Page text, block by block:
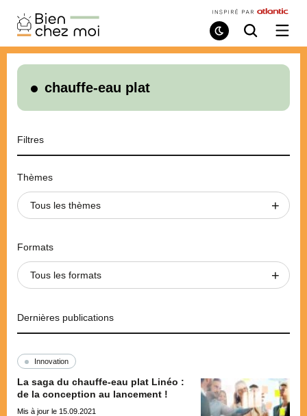
Bien
Chez
Moi
Mode
de
Recherche
/
le
chauffe-eau plat
Filtres
Thèmes
Tous les thèmes
Formats
Tous les formats
Dernières publications
Innovation
La saga du chauffe-eau plat Linéo :
de la conception au lancement !
Mis à jour le 15.09.2021